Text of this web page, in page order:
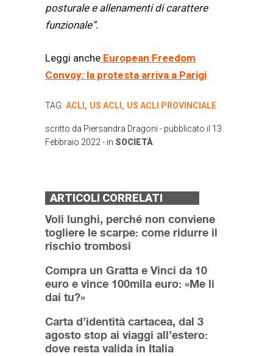
posturale e allenamenti di carattere
funzionale”.
Leggi anche European Freedom
Convoy: la protesta arriva a Parigi
TAG: ACLI , US ACLI , US ACLI PROVINCIALE
scritto da Piersandra Dragoni - pubblicato il 13
Febbraio 2022- in SOCIETÀ
ARTICOLI CORRELATI
Voli lunghi, perché non conviene
togliere le scarpe: come ridurre il
rischio trombosi
Compra un Gratta e Vinci da 10
euro e vince 100mila euro: «Me li
dai tu?»
Carta d’identità cartacea, dal 3
agosto stop ai viaggi all’estero:
dove resta valida in Italia